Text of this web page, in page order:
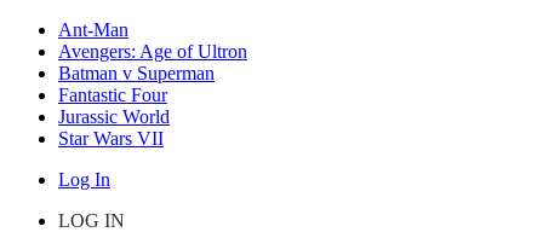
Ant-Man
Avengers: Age of Ultron
Batman v Superman
Fantastic Four
Jurassic World
Star Wars VII
Log In
LOG IN